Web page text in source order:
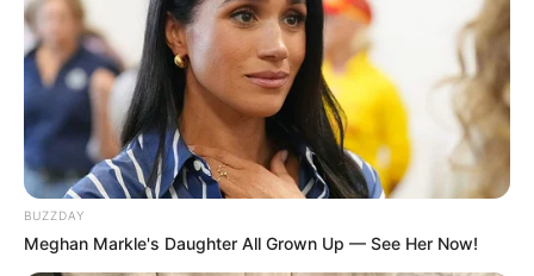
11:31 / 06 Avqust 2026 İQTİSADİYYAT
Büdcədən 192 milyon manata yaxın
vəsaitgeri qaytarılıb
69
BUZZDAY
Meghan Markle's Daughter All Grown Up — See Her Now!